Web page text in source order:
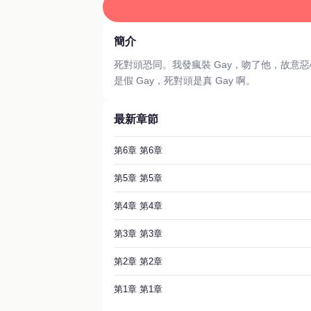
簡介
死對頭恐同。我發瘋裝 Gay，吻了他，故意
是假 Gay，死對頭是真 Gay 啊。
最新章節
第6章 第6章
第5章 第5章
第4章 第4章
第3章 第3章
第2章 第2章
第1章 第1章